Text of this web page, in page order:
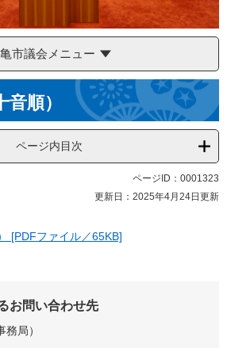
市議会メニュー
順）
ページ内目次
ページID：0001323
更新日：2025年4月24日更新
[PDFファイル／65KB]
お問い合わせ先
務局